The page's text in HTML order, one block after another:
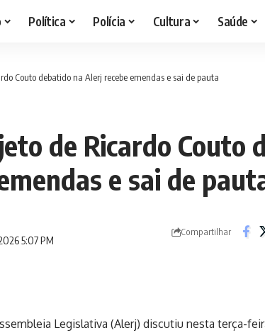
Política Polícia Cultura Saúde
Couto debatido na Alerj recebe emendas e sai de pauta
de Ricardo Couto
e sai de
5:07 PM
Compartilhar
Legislativa (Alerj) discutiu nesta terça-